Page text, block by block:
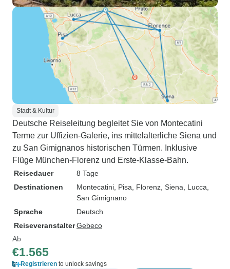
Stadt & Kultur
Deutsche Reiseleitung begleitet Sie von Montecatini
Terme zur Uffizien-Galerie, ins mittelalterliche Siena und
zu San Gimignanos historischen Türmen. Inklusive
Flüge München-Florenz und Erste-Klasse-Bahn.
Reisedauer
8 Tage
Destinationen
Montecatini , Pisa , Florenz , Siena , Lucca
San Gimignano
Sprache
Deutsch
ReiseveranstalterGebeco
Ab
€1.565
Registrieren to unlock savings